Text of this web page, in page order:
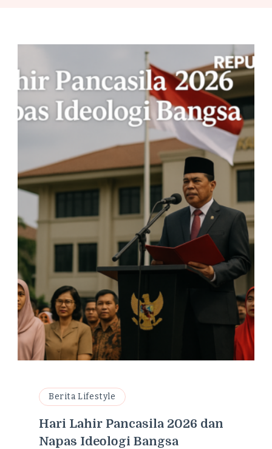
Berita Lifestyle
Hari Lahir Pancasila 2026 dan
Napas Ideologi Bangsa